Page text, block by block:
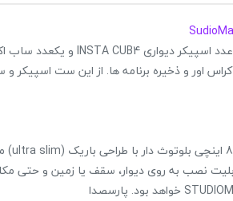
کراس اور و ذخیره برنامه ها. از این ست
نصب به روی دیوار، سقف یا زمین و حتی
9,000,000 تومان
8,280,000 تومان
علاقه مندی